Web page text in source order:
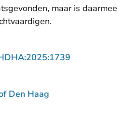
maar is daarmee
Den Haag